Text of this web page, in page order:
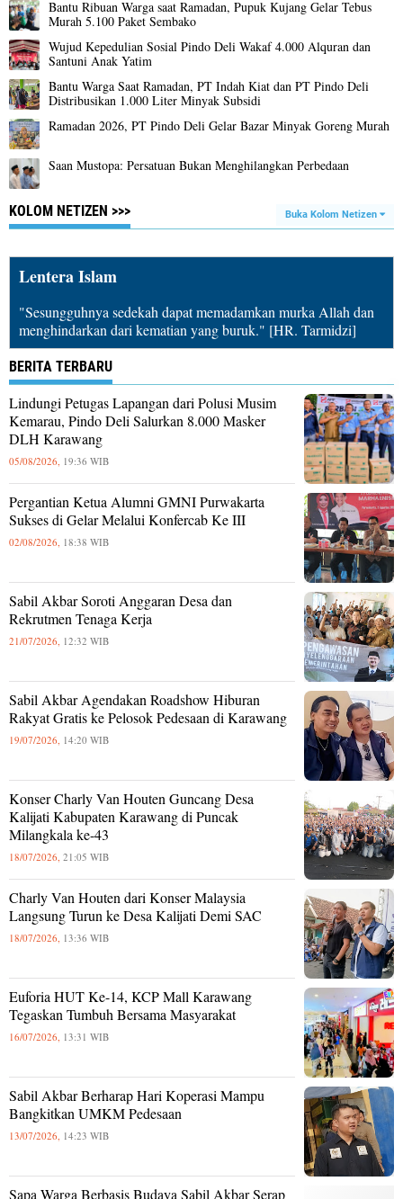
Bantu Ribuan Warga saat Ramadan, Pupuk Kujang Gelar Tebus
Murah 5.100 Paket Sembako
Wujud Kepedulian Sosial Pindo Deli Wakaf 4.000 Alquran dan
Santuni Anak Yatim
Bantu Warga Saat Ramadan, PT Indah Kiat dan PT Pindo Deli
Distribusikan 1.000 Liter Minyak Subsidi
Ramadan 2026, PT Pindo Deli Gelar Bazar Minyak Goreng Murah
Saan Mustopa: Persatuan Bukan Menghilangkan Perbedaan
KOLOM NETIZEN >>> Buka Kolom Netizen
Lentera Islam
"Sesungguhnya sedekah dapat memadamkan murka Allah dan
menghindarkan dari kematian yang buruk." [HR. Tarmidzi]
BERITA TERBARU
Lindungi Petugas Lapangan dari Polusi Musim
Kemarau, Pindo Deli Salurkan 8.000 Masker
DLH Karawang
05/08/2026, 19:36 WIB
Pergantian Ketua Alumni GMNI Purwakarta
Sukses di Gelar Melalui Konfercab Ke III
02/08/2026, 18:38 WIB
Sabil Akbar Soroti Anggaran Desa dan
Rekrutmen Tenaga Kerja
21/07/2026, 12:32 WIB
Sabil Akbar Agendakan Roadshow Hiburan
Rakyat Gratis ke Pelosok Pedesaan di Karawang
19/07/2026, 14:20 WIB
Konser Charly Van Houten Guncang Desa
Kalijati Kabupaten Karawang di Puncak
Milangkala ke-43
18/07/2026, 21:05 WIB
Charly Van Houten dari Konser Malaysia
Langsung Turun ke Desa Kalijati Demi SAC
18/07/2026, 13:36 WIB
Euforia HUT Ke-14, KCP Mall Karawang
Tegaskan Tumbuh Bersama Masyarakat
16/07/2026, 13:31 WIB
Sabil Akbar Berharap Hari Koperasi Mampu
Bangkitkan UMKM Pedesaan
13/07/2026, 14:23 WIB
Sapa Warga Berbasis Budaya Sabil Akbar Serap